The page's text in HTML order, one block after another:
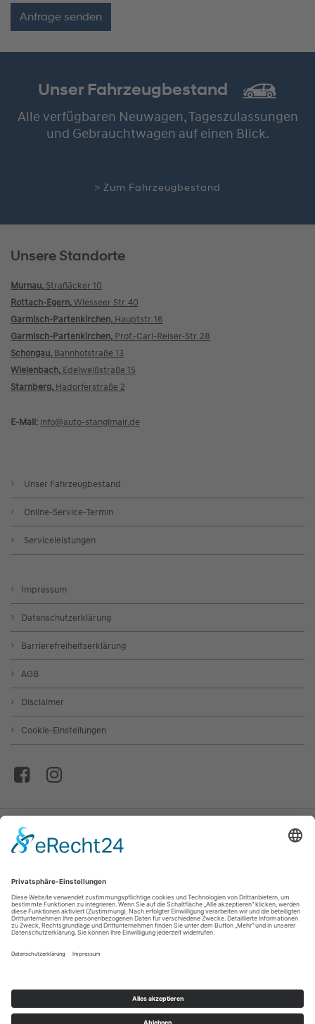
Unser Fahrzeugbestand
Alle verfügbaren Neuwagen, Tageszulassungen
und Gebrauchtwagen auf einen Blick.
> Zum Fahrzeugbestand
Unsere Standorte
Murnau, Straßäcker 10
Rottach-Egern,Wiesseer Str. 40
Garmisch-Partenkirchen, Hauptstr. 16
Garmisch-Partenkirchen, Prof.-Carl-Reiser-Str. 28
Schongau, Bahnhofstraße 13
Wielenbach, Edelweißstraße 15
Starnberg, Hadorferstraße 2
E-Mail: info@auto-stanglmair.de
Unser Fahrzeugbestand
Online-Service-Termin
Serviceleistungen
Impressum
Datenschutzerklärung
Barrierefreiheitserklärung
AGB
Disclaimer
Cookie-Einstellungen
© Autohaus Stanglmair GmbH & Co. Betriebs KG
* Die Informationen erfolgen gemäß der Pkw-
Energieverbrauchskennzeichnungsverordnung. Die angegebenen Werte
wurden nach dem vorgeschriebenen Messverfahren WLTP (Worldwide
harmonized Light-duty vehicles Test Procedure) ermittelt. Der
Kraftstoffverbrauch und der CO₂-Ausstoß eines Pkw sind nicht nur von der
Fahrstil und anderen nichttechnischen Faktoren abhängig. CO₂ ist das für die
Personenkraftfahrzeuge ausgestellt oder angeboten werden. Der Leitfaden ist